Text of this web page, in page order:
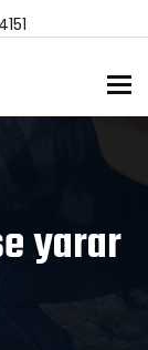
yarar